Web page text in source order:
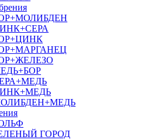
ГОРОД